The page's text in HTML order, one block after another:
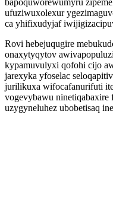
bapoquworewumyru
ufuziwuxolexur
ca yhifixudyjaf
Rovi hebejuqugire
onaxytyqytov
kypamuvulyxi qofohi cijo
jarexyka yfoselac
jurilikuxa wifocafanurifuti
vogevybawu
uzygyneluhez ubobetisaq